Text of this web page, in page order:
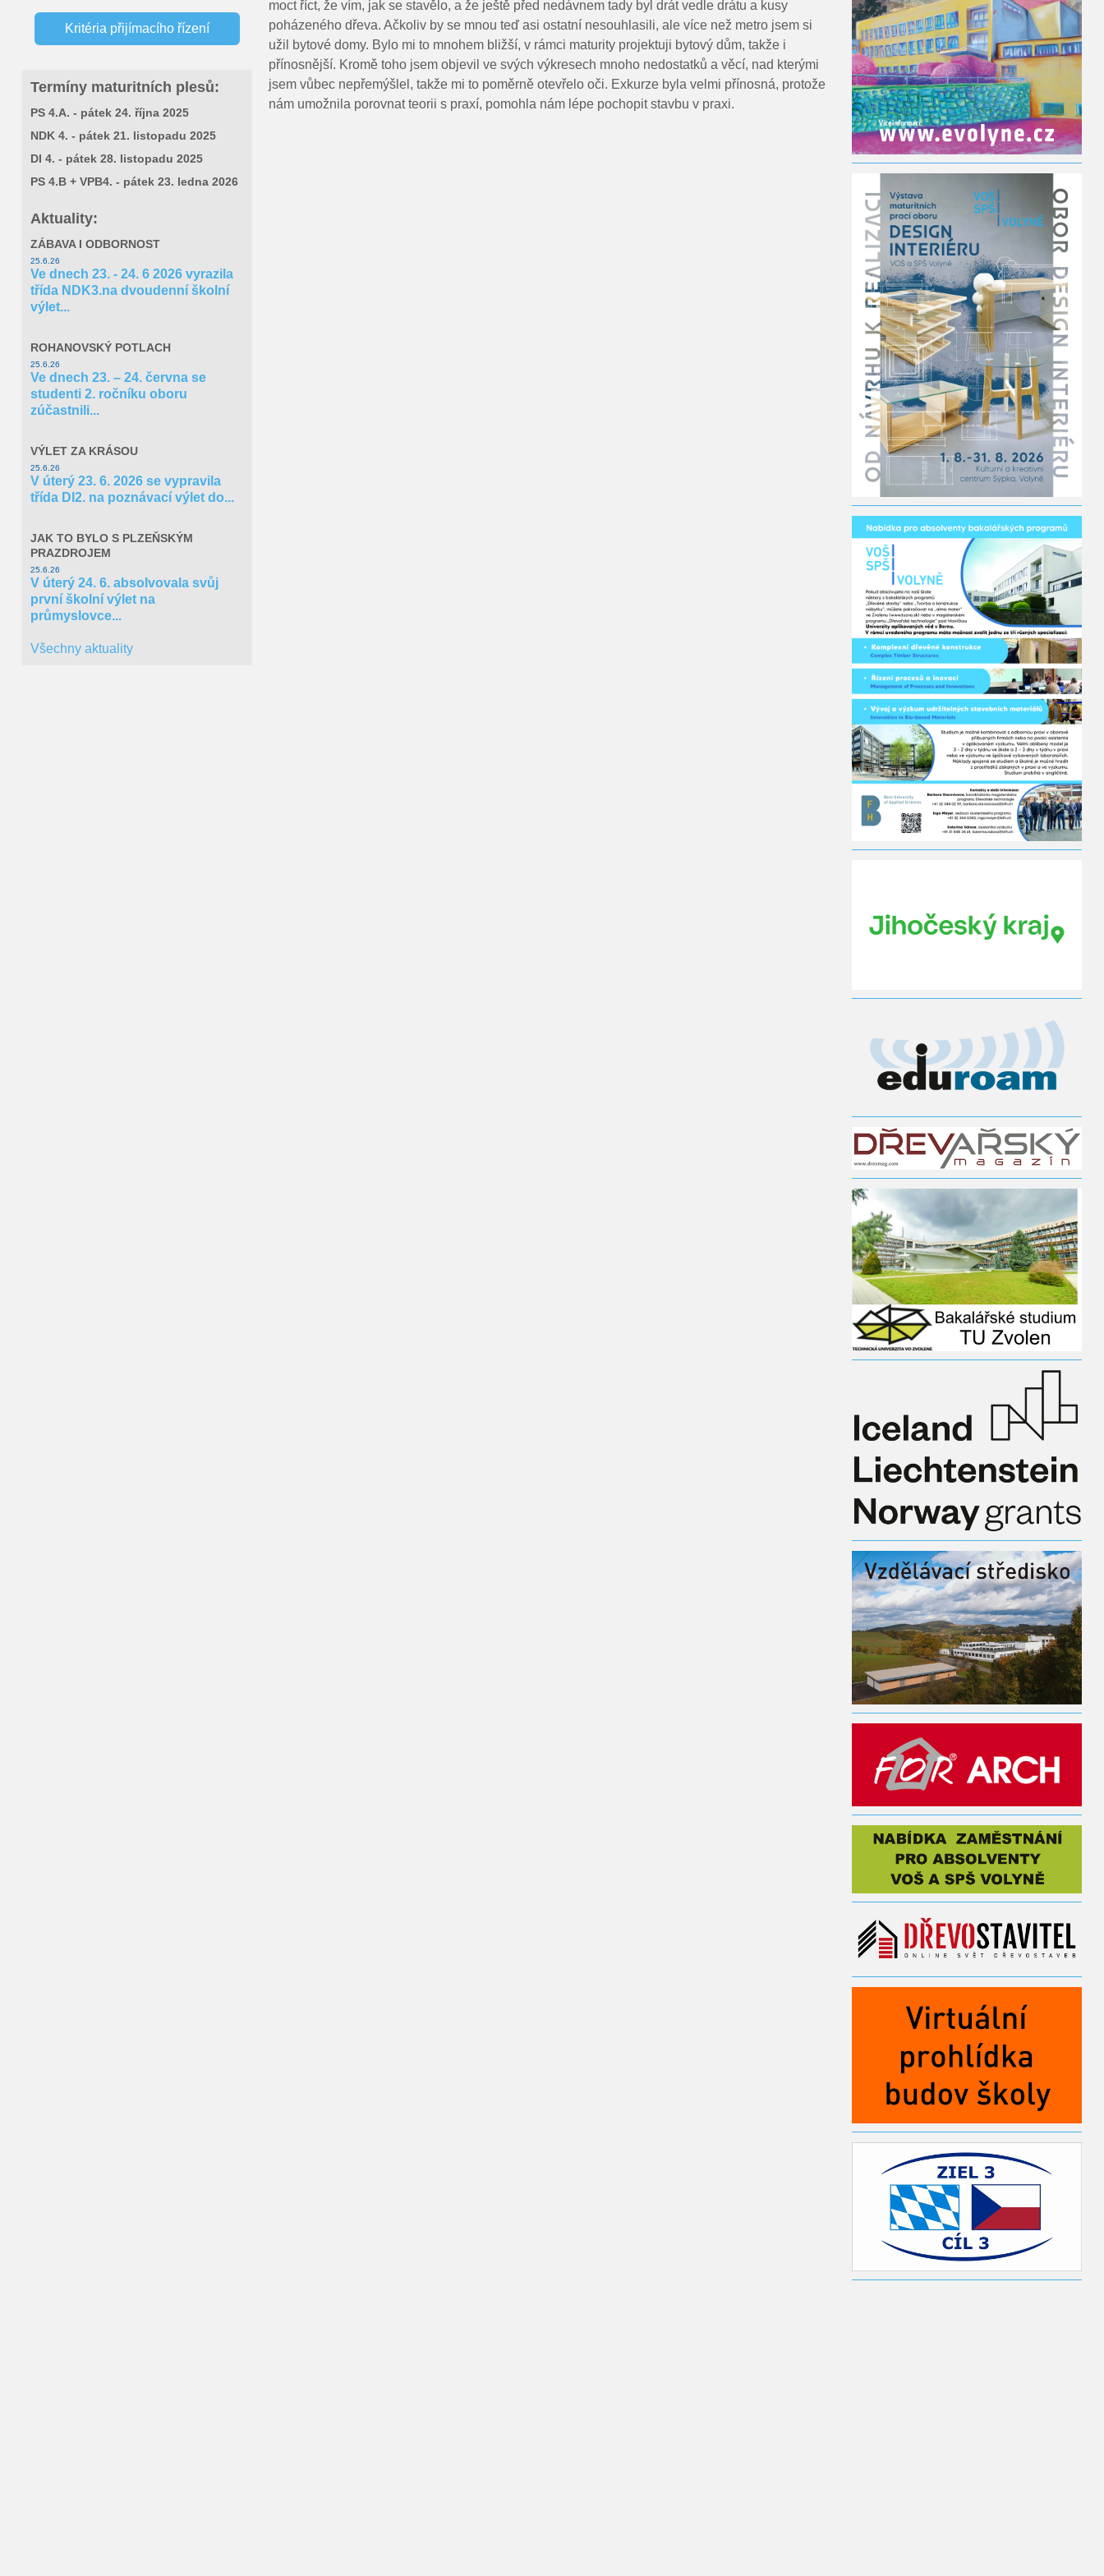
Conference WOOD STRUCTURES
Nabídka zaměstnání
Výstavba vzdělávacího střediska
Oslavy 160. výročí založení školy
Robodig
Eduroam
Veřejné zakázky
Cíl 3
Norské fondy
Dny otevřených dveří
Výsledky přijímacích zkoušek
Kritéria přijímacího řízení
Termíny maturitních plesů:
PS 4.A. - pátek 24. října 2025
NDK 4. - pátek 21. listopadu 2025
DI 4. - pátek 28. listopadu 2025
PS 4.B + VPB4. - pátek 23. ledna 2026
Aktuality:
ZÁBAVA I ODBORNOST
25.6.26
Ve dnech 23. - 24. 6 2026 vyrazila
třída NDK3.na dvoudenní školní
výlet...
ROHANOVSKÝ POTLACH
25.6.26
Ve dnech 23. – 24. června se
studenti 2. ročníku oboru
zúčastnili...
VÝLET ZA KRÁSOU
25.6.26
V úterý 23. 6. 2026 se vypravila
třída DI2. na poznávací výlet do...
JAK TO BYLO S PLZEŇSKÝM
PRAZDROJEM
25.6.26
V úterý 24. 6. absolvovala svůj
první školní výlet na
průmyslovce...
Všechny aktuality
moct říct, že vím, jak se stavělo, a že ještě před nedávnem tady byl drát vedle drátu a kusy
poházeného dřeva. Ačkoliv by se mnou teď asi ostatní nesouhlasili, ale více než metro jsem si
užil bytové domy. Bylo mi to mnohem bližší, v rámci maturity projektuji bytový dům, takže i
přínosnější. Kromě toho jsem objevil ve svých výkresech mnoho nedostatků a věcí, nad kterými
jsem vůbec nepřemýšlel, takže mi to poměrně otevřelo oči. Exkurze byla velmi přínosná, protože
nám umožnila porovnat teorii s praxí, pomohla nám lépe pochopit stavbu v praxi.